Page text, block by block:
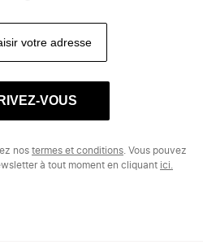
VOUS
nos termes et conditions . Vous pouvez
à tout moment en cliquant ici.